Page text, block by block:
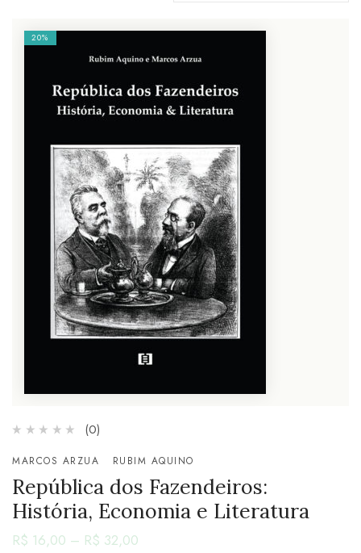
20%
(0)
MARCOS ARZUA RUBIM AQUINO
República dos Fazendeiros:
História, Economia e Literatura
R$ 16,00 – R$ 32,00